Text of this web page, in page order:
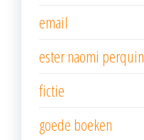
email
ester naomi perquin
fictie
goede boeken